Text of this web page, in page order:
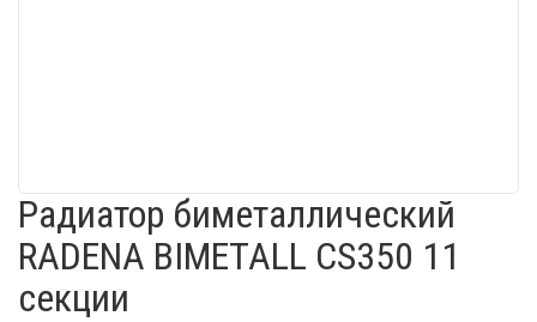
Радиатор биметаллический
RADENA BIMETALL CS350 11
секции